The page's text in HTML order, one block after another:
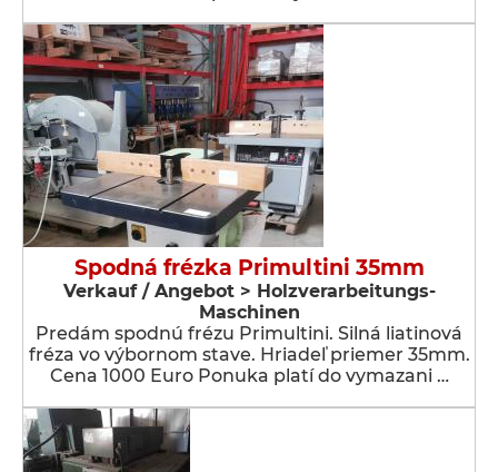
Spodná frézka Primultini 35mm
Verkauf / Angebot > Holzverarbeitungs-
Maschinen
Predám spodnú frézu Primultini. Silná liatinová
fréza vo výbornom stave. Hriadeľ priemer 35mm.
Cena 1000 Euro Ponuka platí do vymazani …